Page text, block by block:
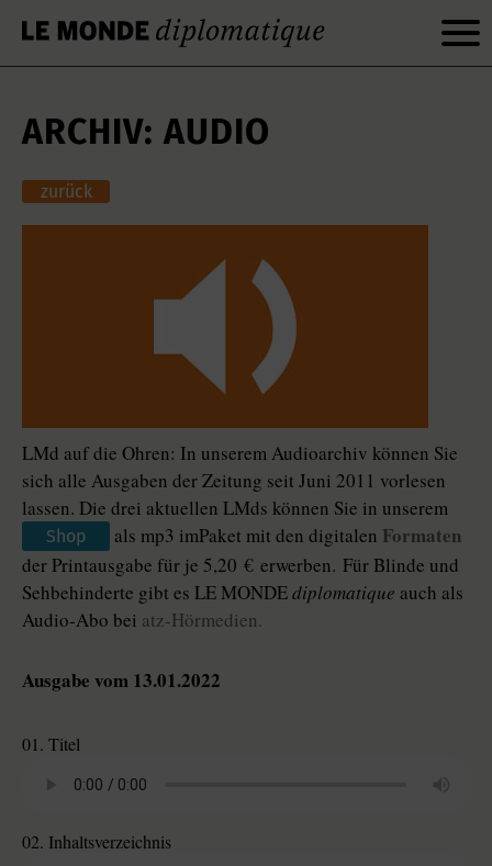
ARCHIV: AUDIO
zurück
LMd auf die Ohren: In unserem Audioarchiv können Sie
sich alle Ausgaben der Zeitung seit Juni 2011 vorlesen
lassen. Die drei aktuellen LMds können Sie in unserem
Shop als mp3 imPaket mit den digitalen Formaten
der Printausgabe für je 5,20 € erwerben. Für Blinde und
Sehbehinderte gibt es LE MONDEdiplomatique auch als
Audio-Abo bei atz-Hörmedien.
Ausgabe vom 13.01.2022
01. Titel
02. Inhaltsverzeichnis